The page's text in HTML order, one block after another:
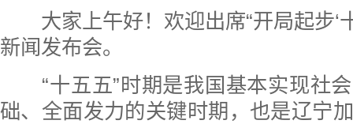
大家上午好！欢迎出席“开局起步‘
新闻发布会。
“十五五”时期是我国基本实现社会
础、全面发力的关键时期，也是辽宁